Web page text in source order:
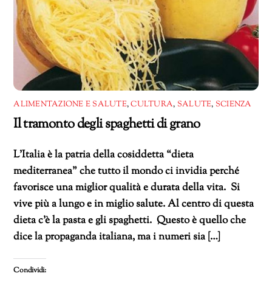
ALIMENTAZIONE E SALUTE,CULTURA, SALUTE, SCIENZA
Il tramonto degli spaghetti di grano
L’Italia è la patria della cosiddetta “dieta
mediterranea” che tutto il mondo ci invidia perché
favorisce una miglior qualità e durata della vita. Si
vive più a lungo e in miglio salute. Al centro di questa
dieta c’è la pasta e gli spaghetti. Questo è quello che
dice la propaganda italiana, ma i numeri sia […]
Condividi: